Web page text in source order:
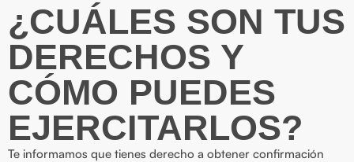
¿CUÁLES SON TUS
DERECHOS Y
CÓMO PUEDES
EJERCITARLOS?
Te informamos que tienes derecho a obtener confirmación